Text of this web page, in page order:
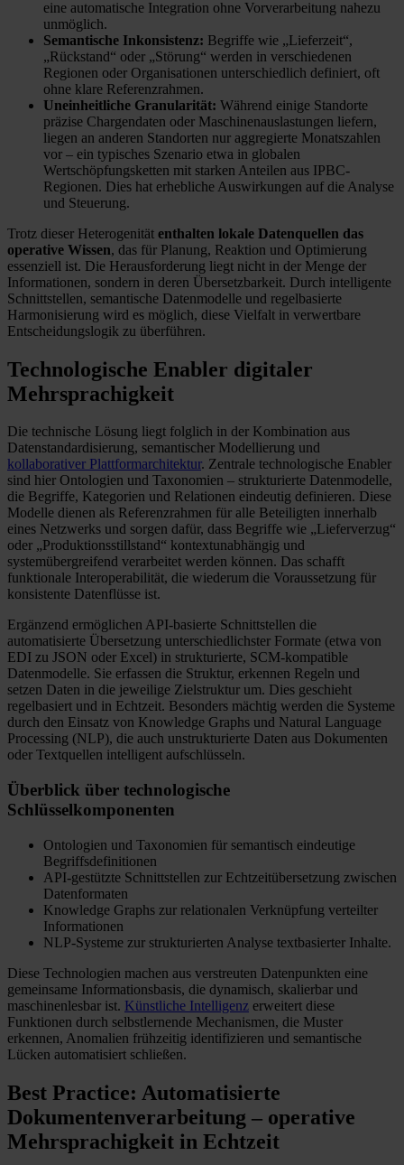
eine automatische Integration ohne Vorverarbeitung nahezu
unmöglich.
Semantische Inkonsistenz: Begriffe wie „Lieferzeit“,
„Rückstand“ oder „Störung“ werden in verschiedenen
Regionen oder Organisationen unterschiedlich definiert, oft
ohne klare Referenzrahmen.
Uneinheitliche Granularität: Während einige Standorte
präzise Chargendaten oder Maschinenauslastungen liefern,
liegen an anderen Standorten nur aggregierte Monatszahlen
vor – ein typisches Szenario etwa in globalen
Wertschöpfungsketten mit starken Anteilen aus IPBC-
Regionen. Dies hat erhebliche Auswirkungen auf die Analyse
und Steuerung.
Trotz dieser Heterogenität enthalten lokale Datenquellen das
operative Wissen, das für Planung, Reaktion und Optimierung
essenziell ist. Die Herausforderung liegt nicht in der Menge der
Informationen, sondern in deren Übersetzbarkeit. Durch intelligente
Schnittstellen, semantische Datenmodelle und regelbasierte
Harmonisierung wird es möglich, diese Vielfalt in verwertbare
Entscheidungslogik zu überführen.
Technologische Enabler digitaler
Mehrsprachigkeit
Die technische Lösung liegt folglich in der Kombination aus
Datenstandardisierung, semantischer Modellierung und
kollaborativer Plattformarchitektur. Zentrale technologische Enabler
sind hier Ontologien und Taxonomien – strukturierte Datenmodelle,
die Begriffe, Kategorien und Relationen eindeutig definieren. Diese
Modelle dienen als Referenzrahmen für alle Beteiligten innerhalb
eines Netzwerks und sorgen dafür, dass Begriffe wie „Lieferverzug“
oder „Produktionsstillstand“ kontextunabhängig und
systemübergreifend verarbeitet werden können. Das schafft
funktionale Interoperabilität, die wiederum die Voraussetzung für
konsistente Datenflüsse ist.
Ergänzend ermöglichen API-basierte Schnittstellen die
automatisierte Übersetzung unterschiedlichster Formate (etwa von
EDI zu JSON oder Excel) in strukturierte, SCM-kompatible
Datenmodelle. Sie erfassen die Struktur, erkennen Regeln und
setzen Daten in die jeweilige Zielstruktur um. Dies geschieht
regelbasiert und in Echtzeit. Besonders mächtig werden die Systeme
durch den Einsatz von Knowledge Graphs und Natural Language
Processing (NLP), die auch unstrukturierte Daten aus Dokumenten
oder Textquellen intelligent aufschlüsseln.
Überblick über technologische
Schlüsselkomponenten
Ontologien und Taxonomien für semantisch eindeutige
Begriffsdefinitionen
API-gestützte Schnittstellen zur Echtzeitübersetzung zwischen
Datenformaten
Knowledge Graphs zur relationalen Verknüpfung verteilter
Informationen
NLP-Systeme zur strukturierten Analyse textbasierter Inhalte.
Diese Technologien machen aus verstreuten Datenpunkten eine
gemeinsame Informationsbasis, die dynamisch, skalierbar und
maschinenlesbar ist. Künstliche Intelligenz erweitert diese
Funktionen durch selbstlernende Mechanismen, die Muster
erkennen, Anomalien frühzeitig identifizieren und semantische
Lücken automatisiert schließen.
Best Practice: Automatisierte
Dokumentenverarbeitung – operative
Mehrsprachigkeit in Echtzeit